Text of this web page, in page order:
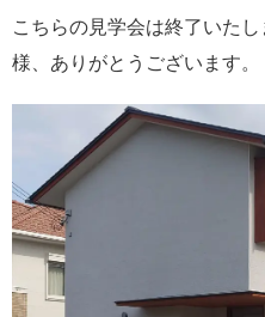
こちらの見学会は終了いた
様、ありがとうございます。